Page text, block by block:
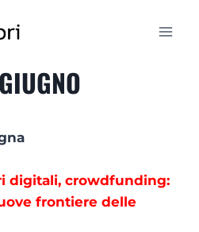
digitali, crowdfunding:
frontiere delle